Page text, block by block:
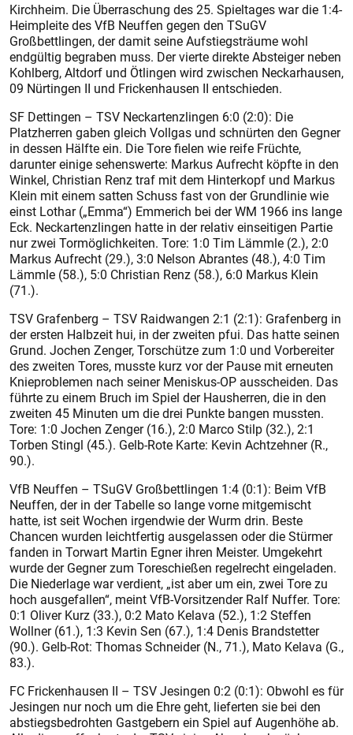
Kirchheim. Die Überraschung des 25. Spieltages war die 1:4-
Heimpleite des VfB Neuffen gegen den TSuGV
Großbettlingen, der damit seine Aufstiegsträume wohl
endgültig begraben muss. Der vierte direkte Absteiger neben
Kohlberg, Altdorf und Ötlingen wird zwischen Neckarhausen,
09 Nürtingen II und Frickenhausen II entschieden.
SF Dettingen – TSV Neckartenzlingen 6:0 (2:0): Die
Platzherren gaben gleich Vollgas und schnürten den Gegner
in dessen Hälfte ein. Die Tore fielen wie reife Früchte,
darunter einige sehenswerte: Markus Aufrecht köpfte in den
Winkel, Christian Renz traf mit dem Hinterkopf und Markus
Klein mit einem satten Schuss fast von der Grundlinie wie
einst Lothar („Emma“) Emmerich bei der WM 1966 ins lange
Eck. Neckartenzlingen hatte in der relativ einseitigen Partie
nur zwei Tormöglichkeiten. Tore: 1:0 Tim Lämmle (2.), 2:0
Markus Aufrecht (29.), 3:0 Nelson Abrantes (48.), 4:0 Tim
Lämmle (58.), 5:0 Christian Renz (58.), 6:0 Markus Klein
(71.).
TSV Grafenberg – TSV Raidwangen 2:1 (2:1): Grafenberg in
der ersten Halbzeit hui, in der zweiten pfui. Das hatte seinen
Grund. Jochen Zenger, Torschütze zum 1:0 und Vorbereiter
des zweiten Tores, musste kurz vor der Pause mit erneuten
Knieproblemen nach seiner Meniskus-OP ausscheiden. Das
führte zu einem Bruch im Spiel der Hausherren, die in den
zweiten 45 Minuten um die drei Punkte bangen mussten.
Tore: 1:0 Jochen Zenger (16.), 2:0 Marco Stilp (32.), 2:1
Torben Stingl (45.). Gelb-Rote Karte: Kevin Achtzehner (R.,
90.).
VfB Neuffen – TSuGV Großbettlingen 1:4 (0:1): Beim VfB
Neuffen, der in der Tabelle so lange vorne mitgemischt
hatte, ist seit Wochen irgendwie der Wurm drin. Beste
Chancen wurden leichtfertig ausgelassen oder die Stürmer
fanden in Torwart Martin Egner ihren Meister. Umgekehrt
wurde der Gegner zum Toreschießen regelrecht eingeladen.
Die Niederlage war verdient, „ist aber um ein, zwei Tore zu
hoch ausgefallen“, meint VfB-Vorsitzender Ralf Nuffer. Tore:
0:1 Oliver Kurz (33.), 0:2 Mato Kelava (52.), 1:2 Steffen
Wollner (61.), 1:3 Kevin Sen (67.), 1:4 Denis Brandstetter
(90.). Gelb-Rot: Thomas Schneider (N., 71.), Mato Kelava (G.,
83.).
FC Frickenhausen II – TSV Jesingen 0:2 (0:1): Obwohl es für
Jesingen nur noch um die Ehre geht, lieferten sie bei den
abstiegsbedrohten Gastgebern ein Spiel auf Augenhöhe ab.